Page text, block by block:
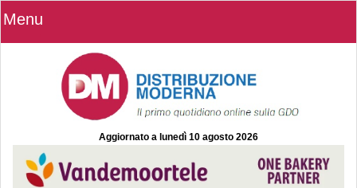
Menu
Aggiornato a lunedì 10 agosto 2026